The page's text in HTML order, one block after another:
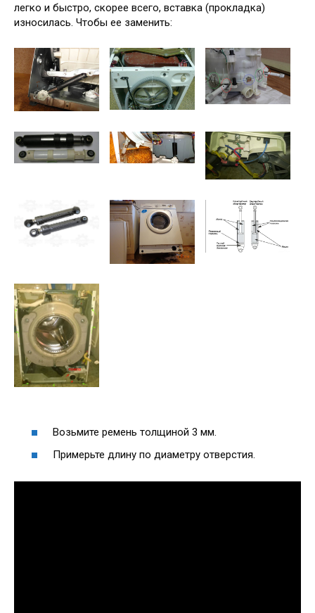
легко и быстро, скорее всего, вставка (прокладка)
износилась. Чтобы ее заменить:
Возьмите ремень толщиной 3 мм.
Примерьте длину по диаметру отверстия.